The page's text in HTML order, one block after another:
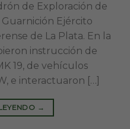
de Exploración de
Guarnición Ejército
de La Plata. En la
instrucción de
19, de vehículos
e interactuaron […]
→